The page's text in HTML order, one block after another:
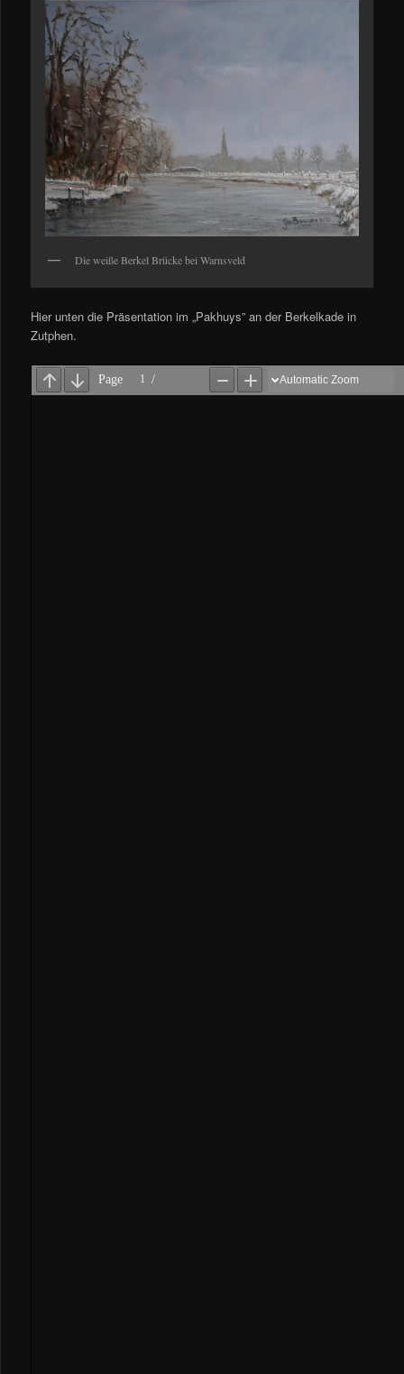
Die weiße Berkel Brücke bei Warnsveld
Hier unten die Präsentation im „Pakhuys” an der Berkelkade in
Zutphen.